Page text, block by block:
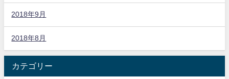
2018年9月
2018年8月
カテゴリー